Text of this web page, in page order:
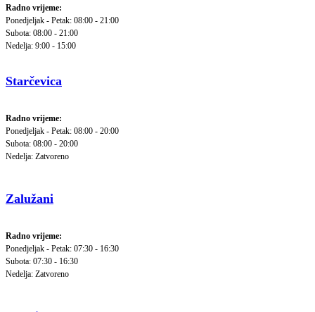
Radno vrijeme:
Ponedjeljak - Petak: 08:00 - 21:00
Subota: 08:00 - 21:00
Nedelja: 9:00 - 15:00
Starčevica
Radno vrijeme:
Ponedjeljak - Petak: 08:00 - 20:00
Subota: 08:00 - 20:00
Nedelja: Zatvoreno
Zalužani
Radno vrijeme:
Ponedjeljak - Petak: 07:30 - 16:30
Subota: 07:30 - 16:30
Nedelja: Zatvoreno